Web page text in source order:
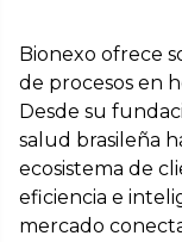
Bionexo ofrece
de procesos en
Desde su
salud brasileña
ecosistema de
eficiencia e
mercado